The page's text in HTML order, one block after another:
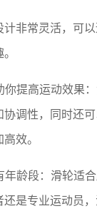
非常灵活，可以
你提高运动效果
调性，同时还
效。
年龄段：滑轮适
是专业运动员